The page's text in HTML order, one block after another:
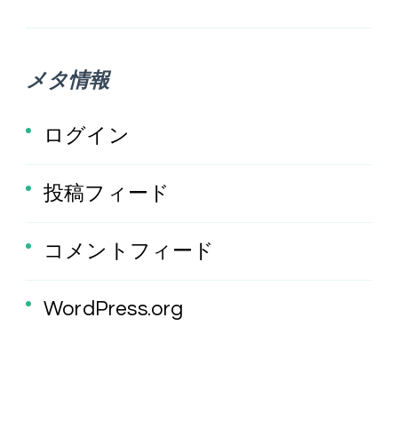
メタ情報
ログイン
投稿フィード
コメントフィード
WordPress.org